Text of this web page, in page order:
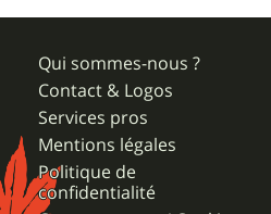
Qui sommes-nous ?
Contact & Logos
Services pros
Mentions légales
Politique de
confidentialité